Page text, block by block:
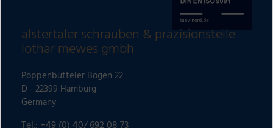
i
v
:
alstertaler schrauben & präzisionsteile
lothar mewes gmbh
Poppenbütteler Bogen 22
D - 22399 Hamburg
Germany